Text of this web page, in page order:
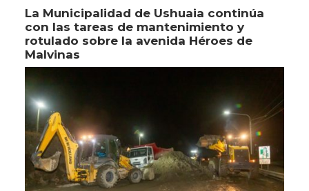
La Municipalidad de Ushuaia continúa
con las tareas de mantenimiento y
rotulado sobre la avenida Héroes de
Malvinas